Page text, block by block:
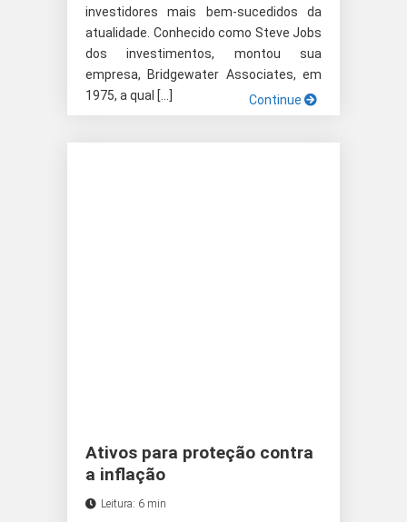
investidores mais bem-sucedidos da
atualidade. Conhecido como Steve Jobs
dos investimentos, montou sua
empresa, Bridgewater Associates, em
1975, a qual […]
Continue
Ativos para proteção contra
a inflação
Leitura: 6 min